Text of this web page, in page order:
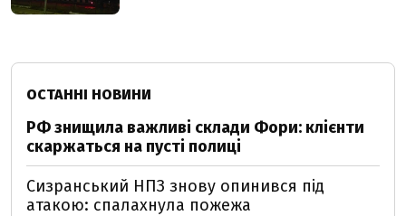
ОСТАННІ НОВИНИ
РФ знищила важливі склади Фори: клієнти
скаржаться на пусті полиці
Сизранський НПЗ знову опинився під
атакою: спалахнула пожежа